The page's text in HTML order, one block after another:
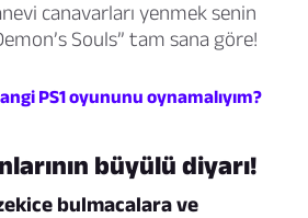
canavarları yenmek senin
Souls” tam sana göre!
PS1 oyununu oynamalıyım?
büyülü diyarı!
bulmacalara ve